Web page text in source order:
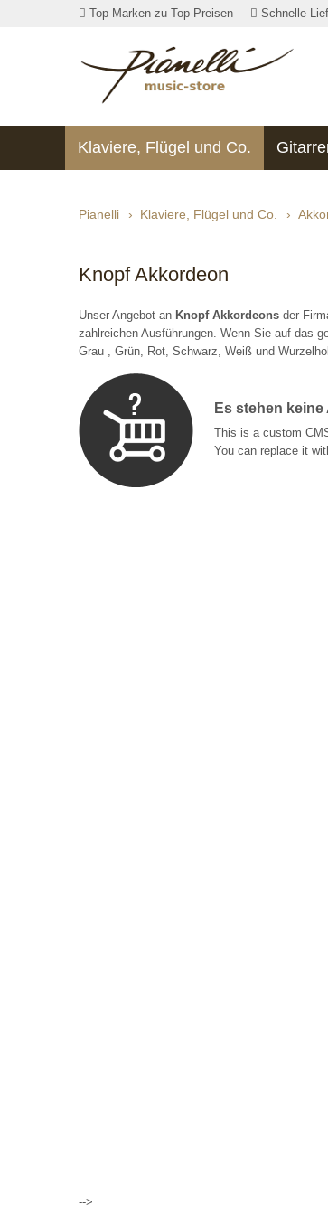
Top Marken zu Top Preisen Schnelle
Klaviere, Flügel und Co.
Pianelli › Klaviere, Flügel und Co. ›
Knopf Akkordeon
Unser Angebot an Knopf Akkordeons der
zahlreichen Ausführungen. Wenn Sie auf das
Grau , Grün, Rot, Schwarz, Weiß und
Es stehen
This is a custom
You can replace it
-->